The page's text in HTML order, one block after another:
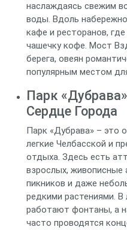
наслаждаясь свежим
воды. Вдоль
кафе и ресторанов,
чашечку кофе. Мост
берега, овеян
популярным местом
Парк
Сердце Города
Парк «Дубрава» – это
легкие Челбасской и
отдыха. Здесь есть
взрослых, живописные
пикников и даже
редкими растениями. В
работают фонтаны, а
часто проводятся